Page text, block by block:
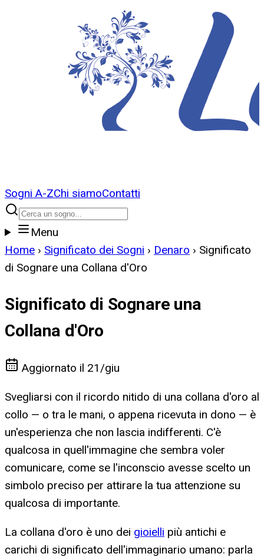
Sogni A-ZChi siamoContatti
Menu
Home › Significato dei Sogni › Denaro › Significato
di Sognare una Collana d'Oro
Significato di Sognare una
Collana d'Oro
Aggiornato il 21/giu
Svegliarsi con il ricordo nitido di una collana d'oro al
collo — o tra le mani, o appena ricevuta in dono — è
un'esperienza che non lascia indifferenti. C'è
qualcosa in quell'immagine che sembra voler
comunicare, come se l'inconscio avesse scelto un
simbolo preciso per attirare la tua attenzione su
qualcosa di importante.
La collana d'oro è uno dei gioielli più antichi e
carichi di significato dell'immaginario umano: parla